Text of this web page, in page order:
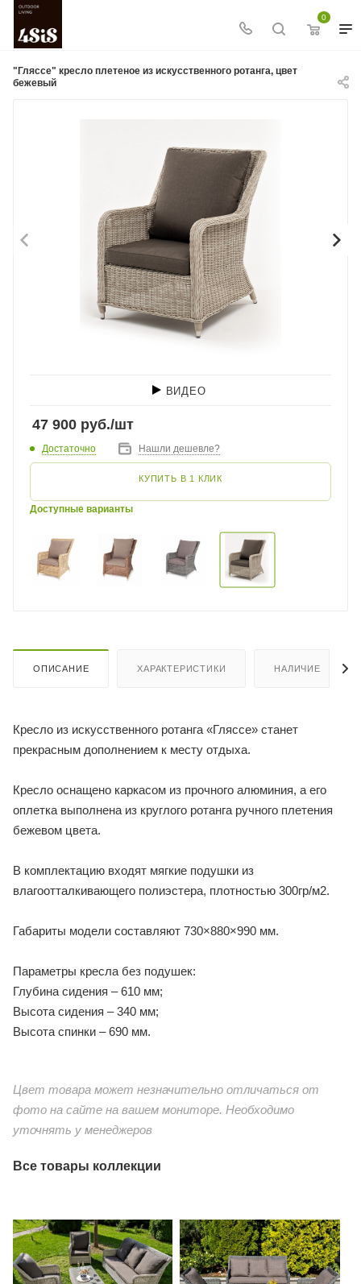
0
"Гляссе" кресло плетеное из искусственного ротанга, цвет
бежевый
ВИДЕО
47 900 руб./шт
Достаточно Нашли дешевле?
Доступные варианты
КУПИТЬ В 1 КЛИК
ОПИСАНИЕ ХАРАКТЕРИСТИКИ НАЛИЧИЕ
Кресло из искусственного ротанга «Гляссе» станет
прекрасным дополнением к месту отдыха.
Кресло оснащено каркасом из прочного алюминия, а его
оплетка выполнена из круглого ротанга ручного плетения
бежевом цвета.
В комплектацию входят мягкие подушки из
влагоотталкивающего полиэстера, плотностью 300гр/м2.
Габариты модели составляют 730×880×990 мм.
Параметры кресла без подушек:
Глубина сидения – 610 мм;
Высота сидения – 340 мм;
Высота спинки – 690 мм.
Цвет товара может незначительно отличаться от
фото на сайте на вашем мониторе. Необходимо
уточнять у менеджеров
Все товары коллекции